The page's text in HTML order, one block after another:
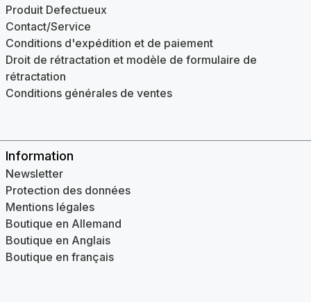
Produit Defectueux
Contact/Service
Conditions d'expédition et de paiement
Droit de rétractation et modèle de formulaire de
rétractation
Conditions générales de ventes
Information
Newsletter
Protection des données
Mentions légales
Boutique en Allemand
Boutique en Anglais
Boutique en français